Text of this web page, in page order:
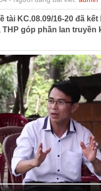
tài KC.08.09/16-20 đã
góp phần lan truyền